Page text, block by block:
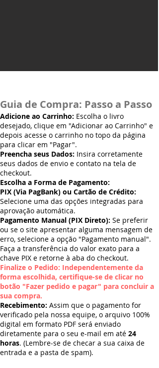
Guia de Compra: Passo a Passo
Adicione ao Carrinho: Escolha o livro
desejado, clique em "Adicionar ao Carrinho" e
depois acesse o carrinho no topo da página
para clicar em "Pagar".
Preencha seus Dados: Insira corretamente
seus dados de envio e contato na tela de
checkout.
Escolha a Forma de Pagamento:
PIX (Via PagBank) ou Cartão de Crédito:
Selecione uma das opções integradas para
aprovação automática.
Pagamento Manual (PIX Direto): Se preferir
ou se o site apresentar alguma mensagem de
erro, selecione a opção "Pagamento manual".
Faça a transferência do valor exato para a
chave PIX e retorne à aba do checkout.
Finalize o Pedido: Independentemente da
forma escolhida, certifique-se de clicar no
botão "Fazer pedido e pagar" para concluir a
sua compra.
Recebimento: Assim que o pagamento for
verificado pela nossa equipe, o arquivo 100%
digital em formato PDF será enviado
diretamente para o seu e-mail em até 24
horas. (Lembre-se de checar a sua caixa de
entrada e a pasta de spam).